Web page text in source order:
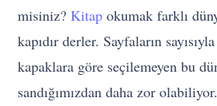
misiniz? Kitap okumak farklı
kapıdır derler. Sayfaların
kapaklara göre seçilemeyen bu
sandığımızdan daha zor